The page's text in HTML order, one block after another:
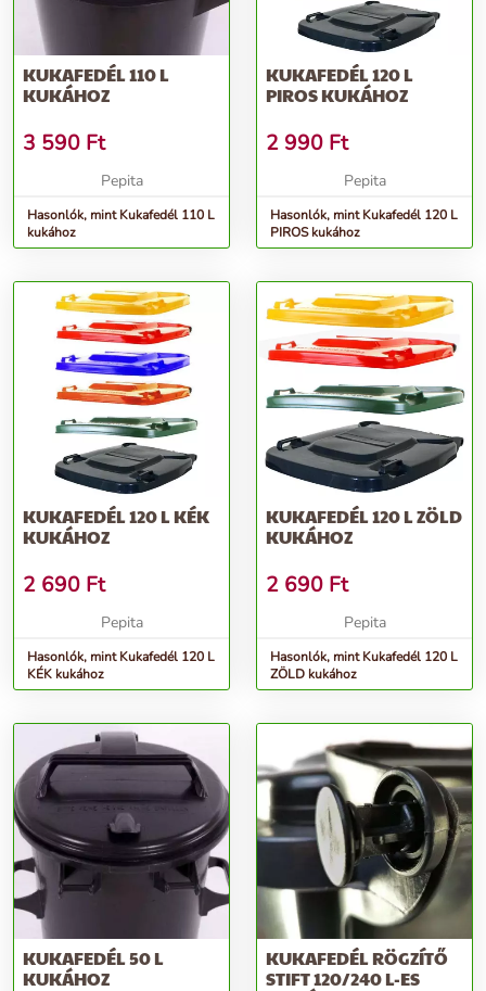
KUKAFEDÉL 110 L
KUKÁHOZ
3 590 Ft
Pepita
Hasonlók, mint Kukafedél 110 L
kukához
KUKAFEDÉL 120 L
PIROS KUKÁHOZ
2 990 Ft
Pepita
Hasonlók, mint Kukafedél 120 L
PIROS kukához
KUKAFEDÉL 120 L KÉK
KUKÁHOZ
2 690 Ft
Pepita
Hasonlók, mint Kukafedél 120 L
KÉK kukához
KUKAFEDÉL 120 L ZÖLD
KUKÁHOZ
2 690 Ft
Pepita
Hasonlók, mint Kukafedél 120 L
ZÖLD kukához
KUKAFEDÉL 50 L
KUKÁHOZ
KUKAFEDÉL RÖGZÍTŐ
STIFT 120/240 L-ES